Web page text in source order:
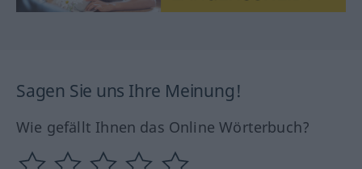
Sagen Sie uns Ihre Meinung!
Wie gefällt Ihnen das Online Wörterbuch?